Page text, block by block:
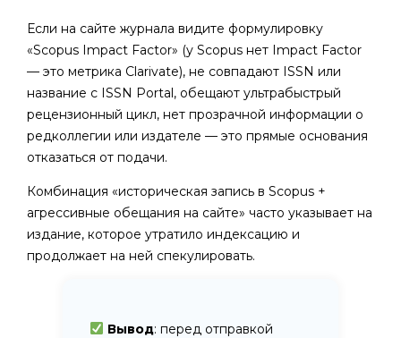
Если на сайте журнала видите формулировку
«Scopus Impact Factor» (у Scopus нет Impact Factor
— это метрика Clarivate), не совпадают ISSN или
название с ISSN Portal, обещают ультрабыстрый
рецензионный цикл, нет прозрачной информации о
редколлегии или издателе — это прямые основания
отказаться от подачи.
Комбинация «историческая запись в Scopus +
агрессивные обещания на сайте» часто указывает на
издание, которое утратило индексацию и
продолжает на ней спекулировать.
Вывод: перед отправкой